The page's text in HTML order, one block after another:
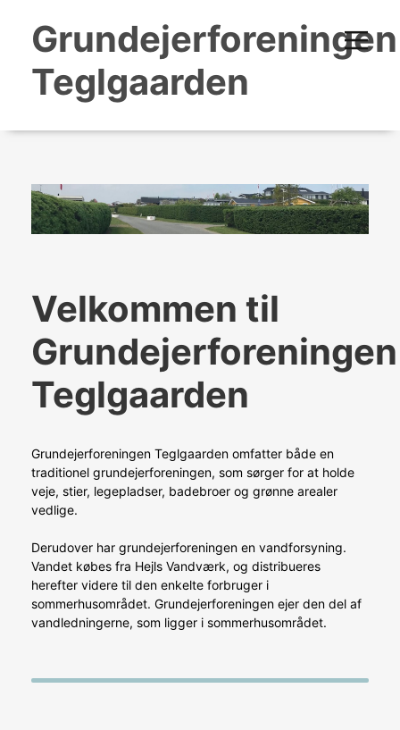
Grundejerforeningen
Teglgaarden
Velkommen til
Grundejerforeningen
Teglgaarden
Grundejerforeningen Teglgaarden omfatter både en
traditionel grundejerforeningen, som sørger for at holde
veje, stier, legepladser, badebroer og grønne arealer
vedlige.
Derudover har grundejerforeningen en vandforsyning.
Vandet købes fra Hejls Vandværk, og distribueres
herefter videre til den enkelte forbruger i
sommerhusområdet. Grundejerforeningen ejer den del af
vandledningerne, som ligger i sommerhusområdet.